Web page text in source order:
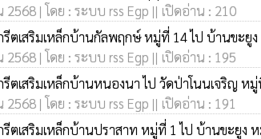
| โดย : ระบบ rss Egp || เปิดอ่าน : 210
ตเสริมเหล็กบ้านกัลพฤกษ์ หมู่ที่ 14 ไป บ้านขะยู
| โดย : ระบบ rss Egp || เปิดอ่าน : 195
ตเสริมเหล็กบ้านหนองนา ไป วัดป่าโนนเจริญ ห
| โดย : ระบบ rss Egp || เปิดอ่าน : 191
ตเสริมเหล็กบ้านปราสาท หมู่ที่ 1 ไป บ้านขะยูง